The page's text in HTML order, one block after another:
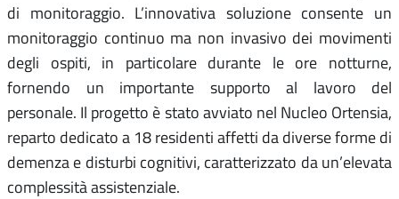
di monitoraggio. L’innovativa soluzione consente un
monitoraggio continuo ma non invasivo dei movimenti
degli ospiti, in particolare durante le ore notturne,
fornendo un importante supporto al lavoro del
personale. Il progetto è stato avviato nel Nucleo Ortensia,
reparto dedicato a 18 residenti affetti da diverse forme di
demenza e disturbi cognitivi, caratterizzato da un’elevata
complessità assistenziale.